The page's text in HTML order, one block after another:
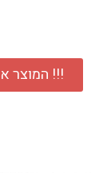
!!! המוצר